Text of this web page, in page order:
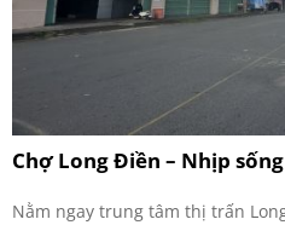
Chợ Long Điền – Nhịp
Nằm ngay trung tâm thị trấn